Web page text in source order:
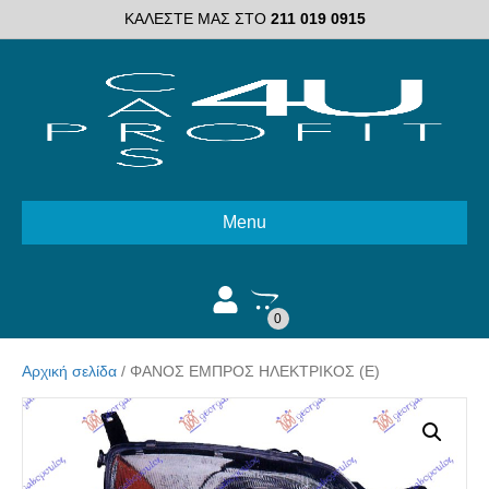
ΚΑΛΕΣΤΕ ΜΑΣ ΣΤΟ 211 019 0915
Menu
0
Αρχική σελίδα / ΦΑΝΟΣ ΕΜΠΡΟΣ ΗΛΕΚΤΡΙΚΟΣ (Ε)